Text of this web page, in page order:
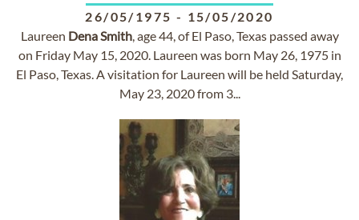
26/05/1975 - 15/05/2020
Laureen DenaSmith, age 44, of El Paso, Texas passed away
on Friday May 15, 2020. Laureen was born May 26, 1975 in
El Paso, Texas. A visitation for Laureen will be held Saturday,
May 23, 2020 from 3...